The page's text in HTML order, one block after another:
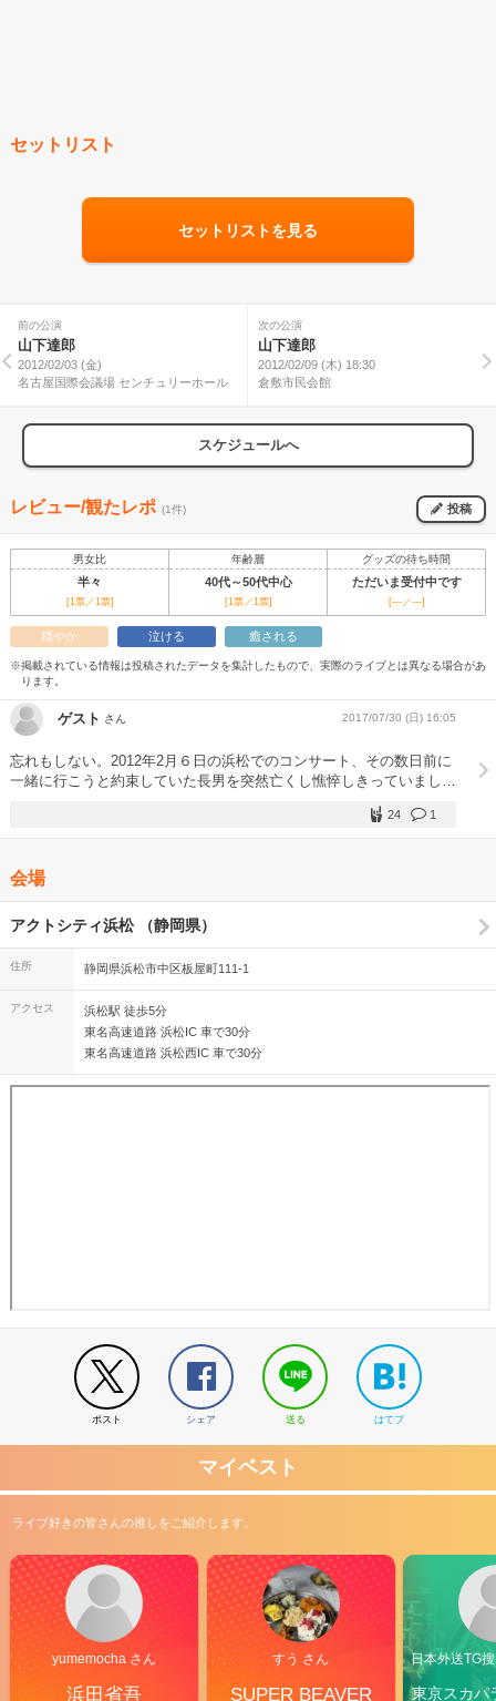
セットリスト
セットリストを見る
前の公演
山下達郎
2012/02/03 (金)
名古屋国際会議場 センチュリーホール
次の公演
山下達郎
2012/02/09 (木) 18:30
倉敷市民会館
スケジュールへ
レビュー/観たレポ (1件) 投稿
男女比 年齢層 グッズの待ち時間
半々 40代～50代中心 ただいま受付中です
[1票／1票] [1票／1票] [---／---]
穏やか 泣ける 癒される
※掲載されている情報は投稿されたデータを集計したもので、実際のライブとは異なる場合があ
ります。
ゲスト さん 2017/07/30 (日) 16:05
忘れもしない。2012年2月６日の浜松でのコンサート、その数日前に
一緒に行こうと約束していた長男を突然亡くし憔悴しきっていました
た。特に希望という名の光では涙してしまいました。ここに投稿する
べきことではありませんがお許しください。
1
24
会場
アクトシティ浜松 （静岡県）
住所 静岡県浜松市中区板屋町111-1
アクセス
浜松駅 徒歩5分
東名高速道路 浜松IC 車で30分
東名高速道路 浜松西IC 車で30分
ポスト シェア 送る はてブ
マイベスト
ライブ好きの皆さんの推しをご紹介します。
yumemocha さん
浜田省吾
すう さん
SUPER BEAVER
日本外送TG
東京スカパ